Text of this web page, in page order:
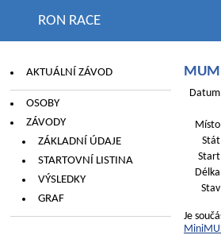
RON RACE
AKTUÁLNÍ ZÁVOD
OSOBY
ZÁVODY
ZÁKLADNÍ ÚDAJE
STARTOVNÍ LISTINA
VÝSLEDKY
GRAF
MUM
Datum
Místo
Stát
Start
Délka
Stav
Je